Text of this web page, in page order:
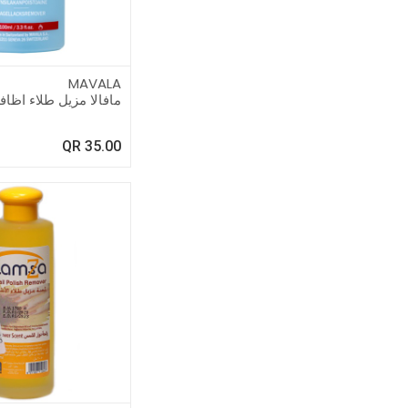
MAVALA
مافالا مزيل طلاء اظافر
QR 35.00